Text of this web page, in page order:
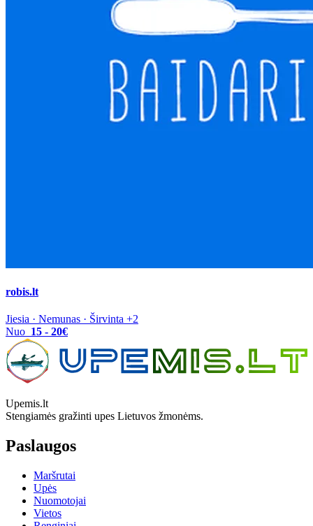
robis.lt
Jiesia · Nemunas · Širvinta +2
Nuo 15 - 20€
Upemis.lt
Stengiamės gražinti upes Lietuvos žmonėms.
Paslaugos
Maršrutai
Upės
Nuomotojai
Vietos